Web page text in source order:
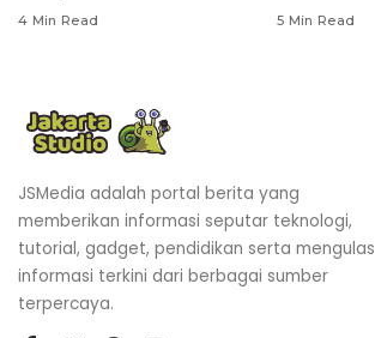
4 Min Read 5 Min Read
JSMedia adalah portal berita yang
memberikan informasi seputar teknologi,
tutorial, gadget, pendidikan serta mengulas
informasi terkini dari berbagai sumber
terpercaya.